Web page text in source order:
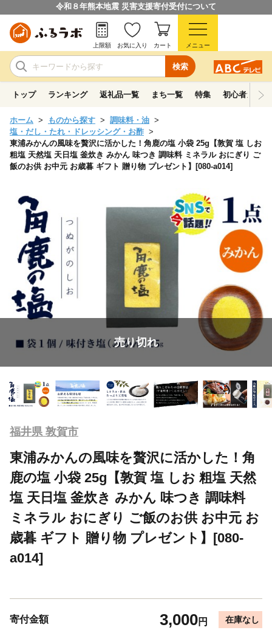
令和８年熊本地震 災害支援寄付受付について
検索
上限額 お気に入り カート メニュー
トップ ランキング 返礼品一覧 まち一覧 特集 初心者ガイド
ホーム ものから探す
調味料・油
塩・だし・たれ・ドレッシング・お酢
東浦みかんの風味を贅沢に活かした！角鹿の塩 小袋 25g【敦賀 塩 しお
粗塩 天然塩 天日塩 釜炊き みかん 味つき 調味料 ミネラル おにぎり ご
飯のお供 お中元 お歳暮 ギフト 贈り物 プレゼント】[080-a014]
売り切れ
福井県 敦賀市
東浦みかんの風味を贅沢に活かした！角
鹿の塩 小袋 25g【敦賀 塩 しお 粗塩 天然
塩 天日塩 釜炊き みかん 味つき 調味料
ミネラル おにぎり ご飯のお供 お中元 お
歳暮 ギフト 贈り物 プレゼント】[080-
a014]
寄付金額 3,000円 在庫なし